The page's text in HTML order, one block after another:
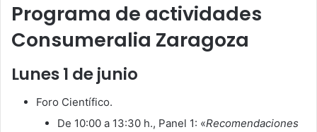
Programa de actividades
Consumeralia Zaragoza
Lunes 1 de junio
Foro Científico.
De 10:00 a 13:30 h., Panel 1: «Recomendaciones